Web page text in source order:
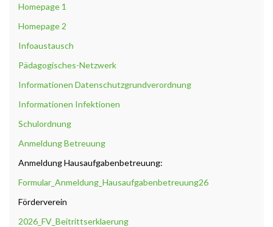
Homepage 1
Homepage 2
Infoaustausch
Pädagogisches-Netzwerk
Informationen Datenschutzgrundverordnung
Informationen Infektionen
Schulordnung
Anmeldung Betreuung
Anmeldung Hausaufgabenbetreuung:
Formular_Anmeldung_Hausaufgabenbetreuung26
Förderverein
2026_FV_Beitrittserklaerung